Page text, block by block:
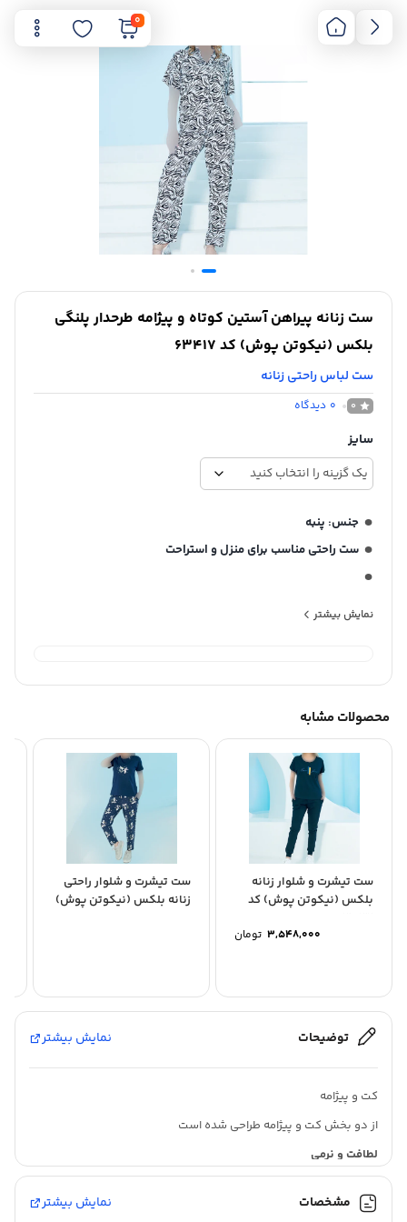
0
ست زنانه پیراهن آستین کوتاه و پیژامه طرحدار پلنگی
بلکس (نیکوتن پوش) کد 63417
ست لباس راحتی زنانه
0
0 دیدگاه
سایز
جنس: پنبه
ست راحتی مناسب برای منزل و استراحت
نمایش بیشتر
محصولات مشابه
ست تیشرت و شلوار زنانه
بلکس (نیکوتن پوش) کد
۳,۵۴۸,۰۰۰ تومان
ست تیشرت و شلوار راحتی
زنانه بلکس (نیکوتن پوش)
توضیحات نمایش بیشتر
کت و پیژامه
از دو بخش کت و پیژامه طراحی شده است
لطافت و نرمی
ریسندگی و بافندگی با کیفیت
مشخصات نمایش بیشتر